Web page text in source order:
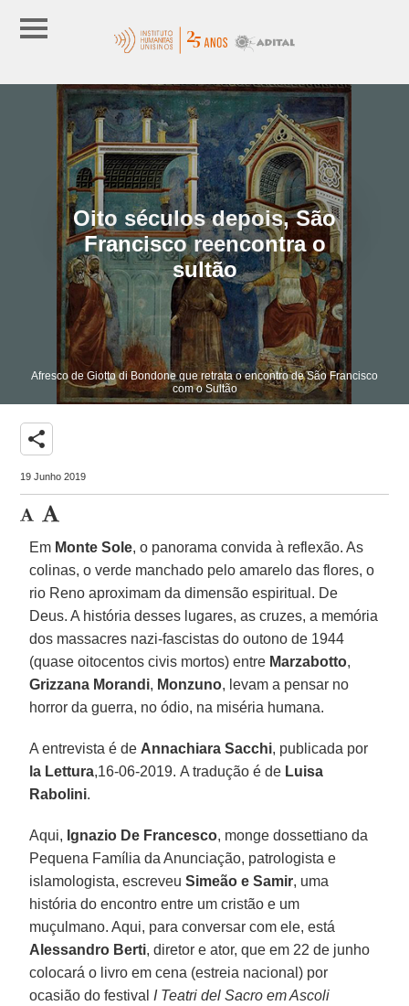
Oito séculos depois, São
Francisco reencontra o
sultão
Afresco de Giotto di Bondone que retrata o encontro de São Francisco
com o Sultão
share
19 Junho 2019
Em Monte Sole, o panorama convida à reflexão. As
colinas, o verde manchado pelo amarelo das flores, o
rio Reno aproximam da dimensão espiritual. De
Deus. A história desses lugares, as cruzes, a memória
dos massacres nazi-fascistas do outono de 1944
(quase oitocentos civis mortos) entre Marzabotto,
Grizzana Morandi, Monzuno, levam a pensar no
horror da guerra, no ódio, na miséria humana.
A entrevista é de Annachiara Sacchi, publicada por
la Lettura,16-06-2019. A tradução é de Luisa
Rabolini.
Aqui, Ignazio De Francesco, monge dossettiano da
Pequena Família da Anunciação, patrologista e
islamologista, escreveuSimeão e Samir, uma
história do encontro entre um cristão e um
muçulmano. Aqui, para conversar com ele, está
Alessandro Berti, diretor e ator, que em 22 de junho
colocará o livro em cena (estreia nacional) por
ocasião do festival I Teatri del Sacro em Ascoli